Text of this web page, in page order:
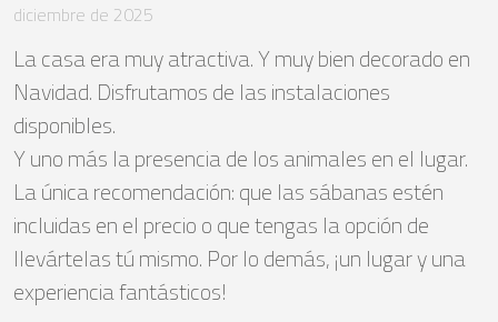
diciembre de 2025
La casa era muy atractiva. Y muy bien decorado en
Navidad. Disfrutamos de las instalaciones
disponibles.
Y uno más la presencia de los animales en el lugar.
La única recomendación: que las sábanas estén
incluidas en el precio o que tengas la opción de
llevártelas tú mismo. Por lo demás, ¡un lugar y una
experiencia fantásticos!